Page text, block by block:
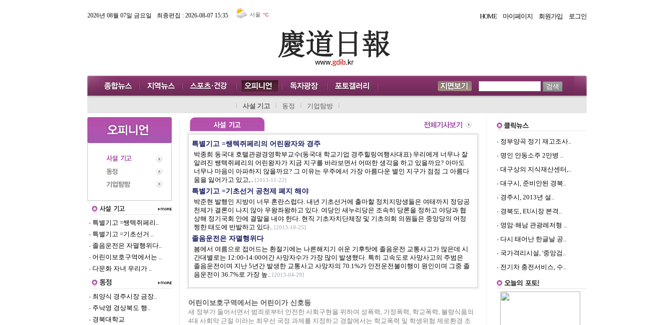
2026년 08월 07일 금요일 최종편집 : 2026-08-07 15:35
서울
HOME 마이페이지 회원가입 로그인
l 사설 기고 l 동정 l 기업탐방 l
특별기고 =쌩텍쥐페리..
특별기고 =기초선거 ..
졸음운전은 자멸행위다..
어린이보호구역에서는 ..
다문화 자녀 우리가 ..
최양식 경주시장 금장..
주낙영 경상북도 행..
경북대학교
특별기고 =쌩텍쥐페리의 어린왕자와 경주
박종희 동국대 호텔관광경영학부교수(동국대 학교기업 경주힐링여행사대표) 우리에게 너무나 잘
알려진 쌩텍쥐페리의 어린왕자가 지금 지구를 바라보면서 어떠한 생각을 하고 있을까요? 아마도
너무나 마음이 아파하지 않을까요? 그 이유는 우주에서 가장 아름다운 별인 지구가 점점 그 아름다
움을 잃어가고 있고,.. [2013-11-22]
특별기고 =기초선거 공천제 폐지 해야
박준현 발행인 지방이 너무 혼란스럽다. 내년 기초선거에 출마할 정치지망생들은 여태까지 정당공
천제가 결론이 나지 않아 우왕좌왕하고 있다. 여당인 새누리당은 조속히 당론을 정하고 야당과 협
상해 정기국회 안에 결말을 내야 한다. 현직 기초자치단체장 및 기초의회 의원들은 중앙당의 어정
쩡한 태도에 반발하고 있다.. [2013-10-25]
졸음운전은 자멸행위다
봄에서 여름으로 접어드는 환절기에는 나른해지기 쉬운 기후탓에 졸음운전 교통사고가 많은데 시
간대별로는 12:00-14:00어간 사망자수가 가장 많이 발생했다. 특히 고속도로 사망사고의 주범은
졸음운전이며 지난 5년간 발생한 교통사고 사망자의 70.1%가 안전운전불이행이 원인이며 그중 졸
음운전이 36.7%로 가장 높.. [2013-04-29]
어린이보호구역에서는 어린이가 신호등
새 정부가 들어서면서 범죄로부터 안전한 사회구현을 위하여 성폭력, 가정폭력, 학교폭력, 불량식품의
4대 사회악 근절 이라는 최우선 국정 과제를 지정하고 경찰에서는 학교폭력 및 학생위험 제로환경 조
정부양곡 정기 재고조사..
명인 안동소주 2만병 ..
대구상의 지식재산센터,..
대구시, 준비안된 경북..
경주시, 2013년 설..
경북도, EU시장 본격..
영암·해남 관광레저형 ..
다시 태어난 한글날 공..
국가격리시설, '중앙검..
전기차 충전서비스, 수..